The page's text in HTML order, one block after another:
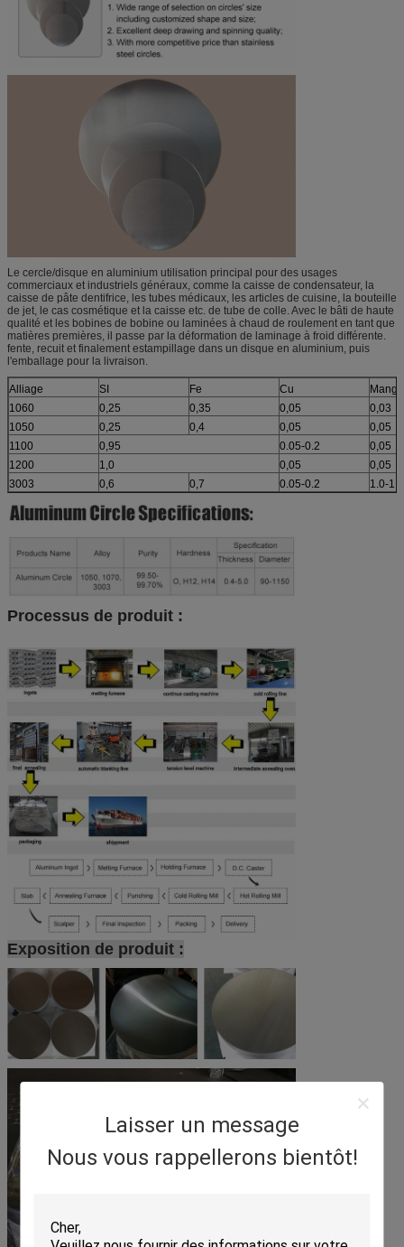
Laisser un message
Nous vous rappellerons bientôt!
Le cercle/disque en aluminium utilisation principal pour des usages
commerciaux et industriels généraux, comme la caisse de condensateur, la
caisse de pâte dentifrice, les tubes médicaux, les articles de cuisine, la bouteille
de jet, le cas cosmétique et la caisse etc. de tube de colle. Avec le bâti de haute
qualité et les bobines de bobine ou laminées à chaud de roulement en tant que
matières premières, il passe par la déformation de laminage à froid différente.
fente, recuit et finalement estampillage dans un disque en aluminium, puis
l'emballage pour la livraison.
Alliage SI Fe Cu
1060
0,25 0,35 0,05
0,03
1050
0,25 0,4 0,05
0,05
1100
0,95 0.05-0.2
0,05
1200
1,0 0,05
0,05
3003
0,6 0,7 0.05-0.2 1.0-1.5
Processus de produit :
Exposition de produit :